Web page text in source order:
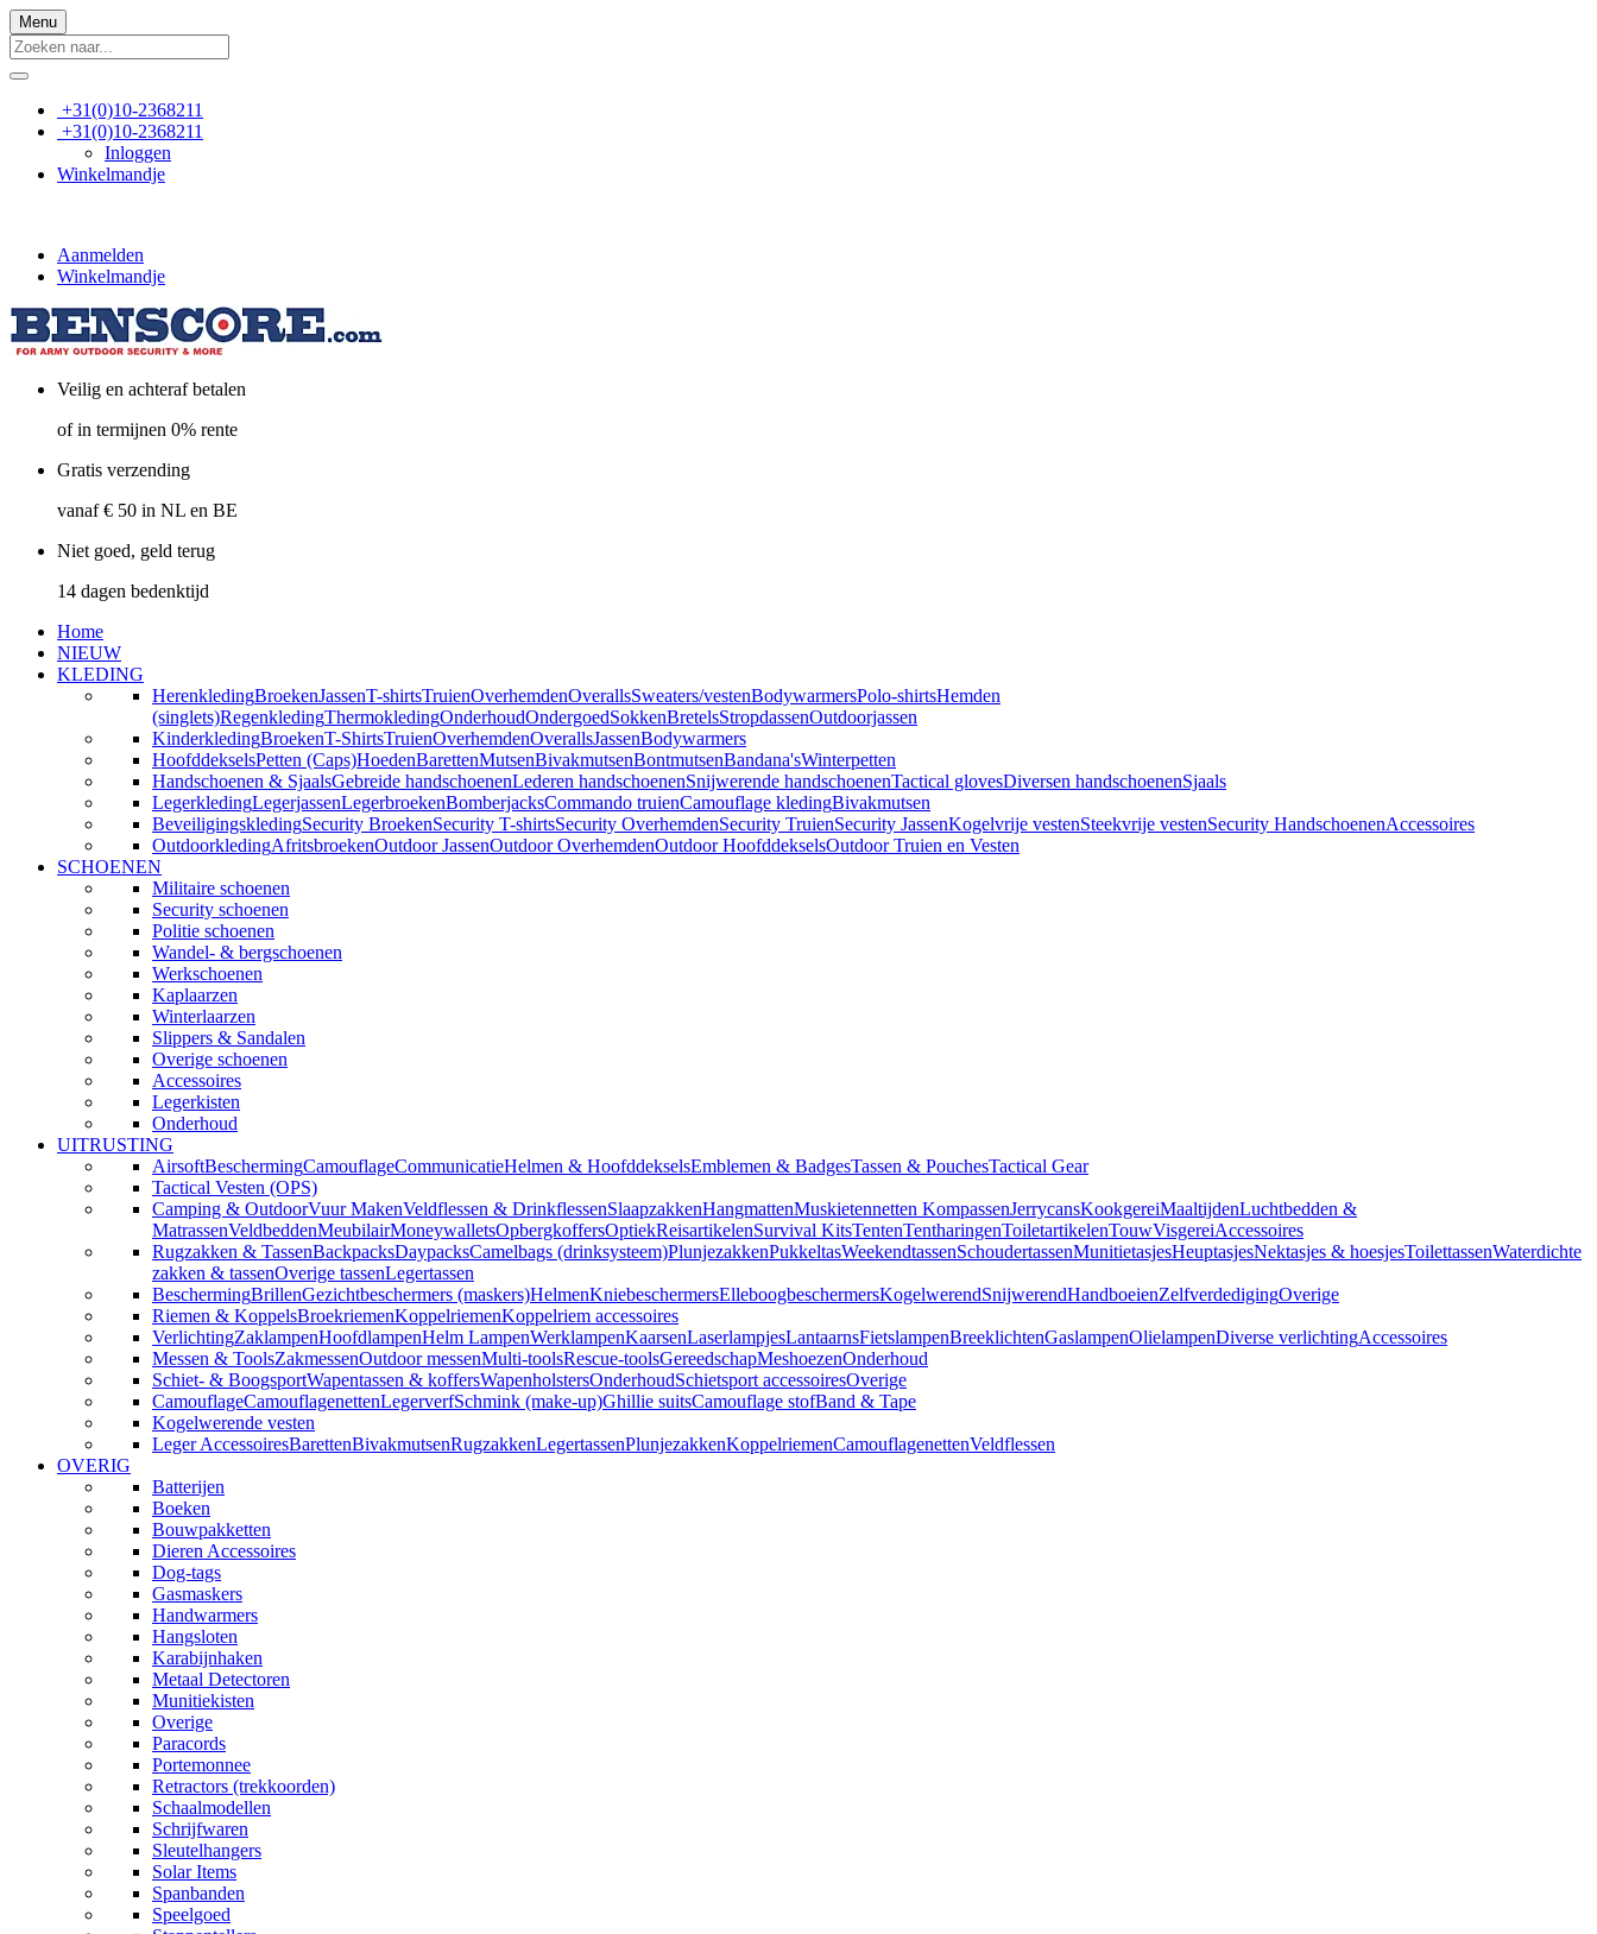
Menu
+31(0)10-2368211
+31(0)10-2368211
Inloggen
Winkelmandje
Aanmelden
Winkelmandje
Veilig en achteraf betalen
of in termijnen 0% rente
Gratis verzending
vanaf € 50 in NL en BE
Niet goed, geld terug
14 dagen bedenktijd
Home
NIEUW
KLEDING
HerenkledingBroekenJassenT-shirtsTruienOverhemdenOverallsSweaters/vestenBodywarmersPolo-shirtsHemden
(singlets)RegenkledingThermokledingOnderhoudOndergoedSokkenBretelsStropdassenOutdoorjassen
KinderkledingBroekenT-ShirtsTruienOverhemdenOverallsJassenBodywarmers
HoofddekselsPetten (Caps)HoedenBarettenMutsenBivakmutsenBontmutsenBandana'sWinterpetten
Handschoenen & SjaalsGebreide handschoenenLederen handschoenenSnijwerende handschoenenTactical glovesDiversen handschoenenSjaals
LegerkledingLegerjassenLegerbroekenBomberjacksCommando truienCamouflage kledingBivakmutsen
BeveiligingskledingSecurity BroekenSecurity T-shirtsSecurity OverhemdenSecurity TruienSecurity JassenKogelvrije vestenSteekvrije vestenSecurity HandschoenenAccessoires
OutdoorkledingAfritsbroekenOutdoor JassenOutdoor OverhemdenOutdoor HoofddekselsOutdoor Truien en Vesten
SCHOENEN
Militaire schoenen
Security schoenen
Politie schoenen
Wandel- & bergschoenen
Werkschoenen
Kaplaarzen
Winterlaarzen
Slippers & Sandalen
Overige schoenen
Accessoires
Legerkisten
Onderhoud
UITRUSTING
AirsoftBeschermingCamouflageCommunicatieHelmen & HoofddekselsEmblemen & BadgesTassen & PouchesTactical Gear
Tactical Vesten (OPS)
Camping & OutdoorVuur MakenVeldflessen & DrinkflessenSlaapzakkenHangmattenMuskietennetten KompassenJerrycansKookgereiMaaltijdenLuchtbedden &
MatrassenVeldbeddenMeubilairMoneywalletsOpbergkoffersOptiekReisartikelenSurvival KitsTentenTentharingenToiletartikelenTouwVisgereiAccessoires
Rugzakken & TassenBackpacksDaypacksCamelbags (drinksysteem)PlunjezakkenPukkeltasWeekendtassenSchoudertassenMunitietasjesHeuptasjesNektasjes & hoesjesToilettassenWaterdichte
zakken & tassenOverige tassenLegertassen
BeschermingBrillenGezichtbeschermers (maskers)HelmenKniebeschermersElleboogbeschermersKogelwerendSnijwerendHandboeienZelfverdedigingOverige
Riemen & KoppelsBroekriemenKoppelriemenKoppelriem accessoires
VerlichtingZaklampenHoofdlampenHelm LampenWerklampenKaarsenLaserlampjesLantaarnsFietslampenBreeklichtenGaslampenOlielampenDiverse verlichtingAccessoires
Messen & ToolsZakmessenOutdoor messenMulti-toolsRescue-toolsGereedschapMeshoezenOnderhoud
Schiet- & BoogsportWapentassen & koffersWapenholstersOnderhoudSchietsport accessoiresOverige
CamouflageCamouflagenettenLegerverfSchmink (make-up)Ghillie suitsCamouflage stofBand & Tape
Kogelwerende vesten
Leger AccessoiresBarettenBivakmutsenRugzakkenLegertassenPlunjezakkenKoppelriemenCamouflagenettenVeldflessen
OVERIG
Batterijen
Boeken
Bouwpakketten
Dieren Accessoires
Dog-tags
Gasmaskers
Handwarmers
Hangsloten
Karabijnhaken
Metaal Detectoren
Munitiekisten
Overige
Paracords
Portemonnee
Retractors (trekkoorden)
Schaalmodellen
Schrijfwaren
Sleutelhangers
Solar Items
Spanbanden
Speelgoed